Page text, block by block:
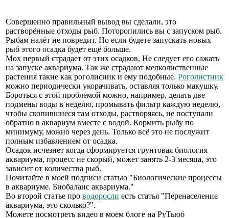
Совершенно правильный вывод вы сделали, это
растворённые отходы рыб. Поторопились вы с запуском рыб.
Рыбам налёт не повредит. Но если будете запускать новых
рыб этого осадка будет ещё больше.
Мох первый страдает от этих осадков, Не следует его сажать
на запуске аквариума. Так же страдают мелколиственные
растения такие как роголисник и ему подобные. Роголистник
можно периодически укорачивать, оставляя только макушку.
Бороться с этой проблемой можно, например, делать две
подмены воды в неделю, промывать фильтр каждую неделю,
чтобы скопившиеся там отходы, растворяясь, не поступали
обратно в аквариум вместе с водой. Кормить рыбу по
минимуму, можно через день. Только всё это не послужит
полным избавлением от осадка.
Осадок исчезнет когда сформируется грунтовая биология
аквариума, процесс не скорый, может занять 2-3 месяца, это
зависит от количества рыб.
Почитайте в моей подписи статью "Биологические процессы
в аквариуме. Биобаланс аквариума."
Во второй статье про водоросли есть статья "Перенаселение
аквариума, это сколько?".
Можете посмотреть видео в моем блоге на РуТьюб